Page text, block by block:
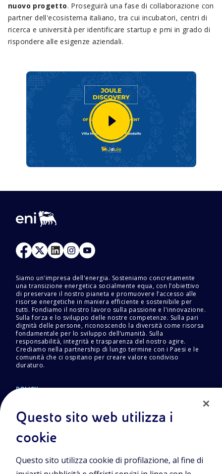
nuovo progetto. Proseguirà una fase di collaborazione con
partner dell'ecosistema italiano, tra cui incubatori, centri di
ricerca e università per identificare startup e pmi in grado di
rispondere alle esigenze aziendali.
Siamo un'impresa dell'energia. Sosteniamo concretamente
una transizione energetica socialmente equa, con l’obiettivo
di preservare il nostro pianeta e promuovere l’accesso alle
risorse energetiche in maniera efficiente e sostenibile per
tutti. Fondiamo il nostro lavoro sulla passione e l'innovazione.
Sulla forza e lo sviluppo delle nostre competenze. Sulla pari
dignità delle persone, riconoscendo la diversità come risorsa
fondamentale per lo sviluppo dell’umanità. Sulla
responsabilità, integrità e trasparenza del nostro agire.
Crediamo nella partnership di lungo termine con i Paesi e le
comunità che ci ospitano per creare valore condiviso
duraturo.
POLICY
Cookie Policy
Sede Legale
Questo sito web utilizza i
cookie
Questo sito utilizza cookie di profilazione, al fine di